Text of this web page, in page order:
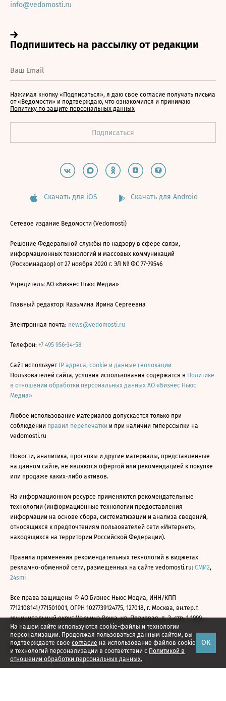
На нашем сайте используются cookie-файлы и технологии
персонализации. Продолжая пользоваться данным сайтом, вы
подтверждаете свое согласие на использование файлов cookie
и технологий персонализации в соответствии с Политикой в
отношении обработки персональных данных.
ОК
info@vedomosti.ru
Нажимая кнопку «Подписаться», я даю свое согласие получать письма
от «Ведомости» и подтверждаю, что ознакомился и принимаю
Политику по защите персональных данных
Скачать для iOS Скачать для Android
Сетевое издание Ведомости (Vedomosti)
Решение Федеральной службы по надзору в сфере связи,
информационных технологий и массовых коммуникаций
(Роскомнадзор) от 27 ноября 2020 г. ЭЛ № ФС 77-79546
Учредитель: АО «Бизнес Ньюс Медиа»
Главный редактор: Казьмина Ирина Сергеевна
Электронная почта: news@vedomosti.ru
Телефон: +7 495 956-34-58
Сайт использует IP адреса, cookie и данные геолокации
Пользователей сайта, условия использования содержатся в Политике
в отношении обработки персональных данных АО «Бизнес Ньюс
Медиа»
Любое использование материалов допускается только при
соблюдении правил перепечатки и при наличии гиперссылки на
vedomosti.ru
Новости, аналитика, прогнозы и другие материалы, представленные
на данном сайте, не являются офертой или рекомендацией к покупке
или продаже каких-либо активов.
На информационном ресурсе применяются рекомендательные
технологии (информационные технологии предоставления
информации на основе сбора, систематизации и анализа сведений,
относящихся к предпочтениям пользователей сети «Интернет»,
находящихся на территории Российской Федерации).
Правила применения рекомендательных технологий в виджетах
рекламно-обменной сети, размещенных на сайте vedomosti.ru: СМИ2,
24smi
Все права защищены © АО Бизнес Ньюс Медиа, ИНН/КПП
7712108141/771501001, ОГРН 1027739124775, 127018, г. Москва, вн.тер.г.
муниципальный округ Марьина Роща, ул. Полковая, д. 3, стр. 1 1999—
2026